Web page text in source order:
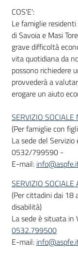
Newsletter
COS'E':
Le famiglie residenti
di Savoia e Masi
grave difficoltà
vita quotidiana da
possono richiedere
provvederà a
erogare un aiuto
SERVIZIO SOCIALE
(Per famiglie con
La sede del
0532/799590 -
E-mail:
SERVIZIO SOCIALE
(Per cittadini dai 18
disabilità)
La sede è situata in
0532.799500
E-mail: